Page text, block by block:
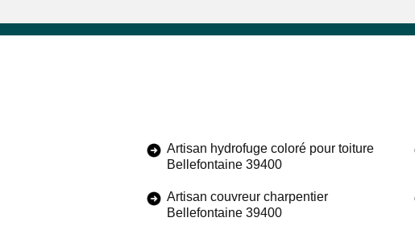
Artisan hydrofuge coloré pour toiture
Bellefontaine 39400
Artisan couvreur charpentier
Bellefontaine 39400